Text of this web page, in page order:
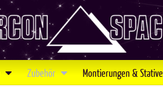
Zubehör Montierungen & Stative